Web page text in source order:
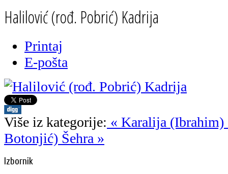
Halilović (rođ. Pobrić) Kadrija
Printaj
E-pošta
Više iz kategorije: « Karalija
Botonjić) Šehra »
Izbornik